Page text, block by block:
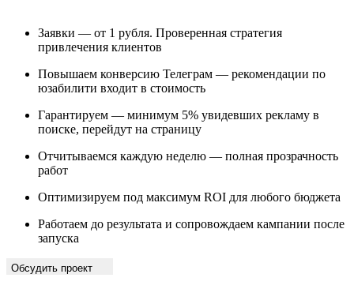
Заявки — от 1 рубля. Проверенная стратегия
привлечения клиентов
Повышаем конверсию Телеграм — рекомендации по
юзабилити входит в стоимость
Гарантируем — минимум 5% увидевших рекламу в
поиске, перейдут на страницу
Отчитываемся каждую неделю — полная прозрачность
работ
Оптимизируем под максимум ROI для любого бюджета
Работаем до результата и сопровождаем кампании после
запуска
Обсудить проект